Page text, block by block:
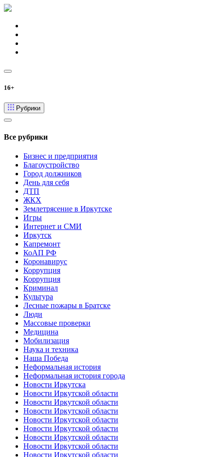
16+
Рубрики
Все рубрики
Бизнес и предприятия
Благоустройство
Город должников
День для себя
ДТП
ЖКХ
Землетрясение в Иркутске
Игры
Интернет и СМИ
Иркутск
Капремонт
КоАП РФ
Коронавирус
Коррупция
Коррупция
Криминал
Культура
Лесные пожары в Братске
Люди
Массовые проверки
Медицина
Мобилизация
Наука и техника
Наша Победа
Неформальная история
Неформальная история города
Новости Иркутска
Новости Иркутской области
Новости Иркутской области
Новости Иркутской области
Новости Иркутской области
Новости Иркутской области
Новости Иркутской области
Новости Иркутской области
Новости Иркутской области